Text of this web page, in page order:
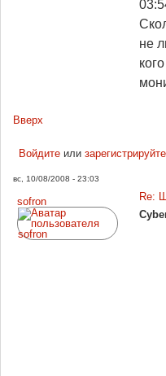
не
Вверх
Войдитеили
вс, 10/08/2008 - 23:03
sofron
Re: